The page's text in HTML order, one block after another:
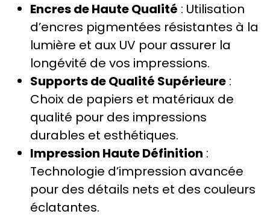
Encres de Haute Qualité : Utilisation
d’encres pigmentées résistantes à la
lumière et aux UV pour assurer la
longévité de vos impressions.
Supports de Qualité Supérieure :
Choix de papiers et matériaux de
qualité pour des impressions
durables et esthétiques.
Impression Haute Définition :
Technologie d’impression avancée
pour des détails nets et des couleurs
éclatantes.